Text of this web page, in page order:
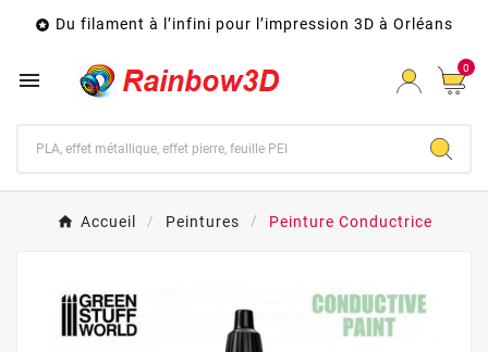
 Du filament à l’infini pour l’impression 3D à Orléans
 0
Accueil Peintures Peinture Conductrice